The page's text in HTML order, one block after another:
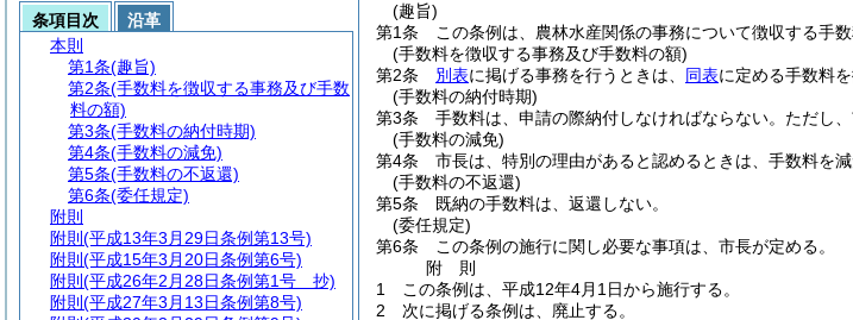
(趣旨)
第1条
この条例は、農林水産関係の事務について徴収する手
(手数料を徴収する事務及び手数料の額)
第2条
別表に掲げる事務を行うときは、 同表に定める手数料を
(手数料の納付時期)
第3条
手数料は、申請の際納付しなければならない。 ただし
(手数料の減免)
第4条
市長は、特別の理由があると認めるときは、手数料を減
(手数料の不返還)
第5条
既納の手数料は、返還しない。
(委任規定)
第6条
この条例の施行に関し必要な事項は、市長が定める。
附 則
1
この条例は、平成12年4月1日から施行する。
2
次に掲げる条例は、廃止する。
条項目次
沿革
本則
第1条(趣旨)
第2条(手数料を徴収する事務及び手数
料の額)
第3条(手数料の納付時期)
第4条(手数料の減免)
第5条(手数料の不返還)
第6条(委任規定)
附則
附則 (平成13年3月29日条例第13号)
附則 (平成15年3月20日条例第6号)
附則 (平成26年2月28日条例第1号 抄)
附則 (平成27年3月13日条例第8号)